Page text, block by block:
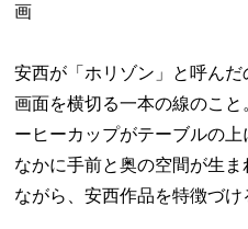
画
安西が「ホリゾン」と呼ん
画面を横切る一本の線のこ
ーヒーカップがテーブルの
なかに手前と奥の空間が生
ながら、安西作品を特徴づけ